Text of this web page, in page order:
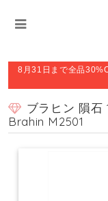
8月31日まで全品
ブラヒン 隕石
Brahin M2501